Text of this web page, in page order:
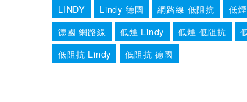
LINDY
Lindy 德國 網路線 低阻抗
低
德國 網路線
低煙 Lindy 低煙 低阻抗
低阻抗 Lindy
低阻抗 德國